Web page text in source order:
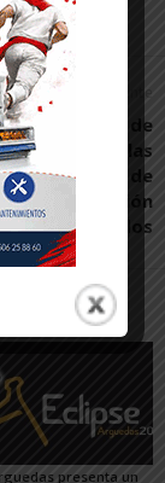
Artículo siguiente
Treinta años de
en las
artísticas de
mala gestión
pagamos todos
presenta un